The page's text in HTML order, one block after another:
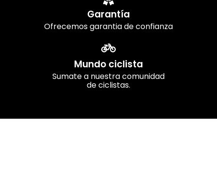
Garantía
Ofrecemos garantia de confianza
Mundo ciclista
Sumate a nuestra comunidad
de ciclistas.